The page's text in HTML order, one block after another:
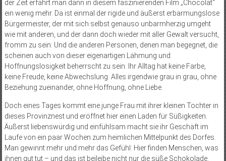
der Zeit erfährt man dann in diesem faszinierenden Film „Chocolat“
ein wenig mehr. Da ist einmal der rigide und äußerst erbarmungslose
Bürgermeister, der mit sich selbst genauso unbarmherzig umgeht
wie mit anderen, und der dann doch wieder mit aller Gewalt versucht,
fromm zu sein. Und die anderen Personen, denen man begegnet, die
scheinen auch von dieser eigenartigen Lähmung und
Hoffnungslosigkeit beherrscht zu sein. Ihr Alltag hat keine Farbe,
keine Freude, keine Abwechslung. Alles irgendwie grau in grau, ohne
Beziehung zueinander, ohne Hoffnung, ohne Liebe.
Doch eines Tages kommt eine junge Frau mit ihrer kleinen Tochter in
dieses Provinznest und eröffnet hier einen Laden für Süßigkeiten.
Äußerst liebenswürdig und einfühlsam macht sie ihr Geschäft im
Laufe von ein paar Wochen zum heimlichen Mittelpunkt des Dorfes.
Man gewinnt mehr und mehr das Gefühl: Hier finden Menschen, was
ihnen gut tut – und das ist beileibe nicht nur die süße Schokolade.